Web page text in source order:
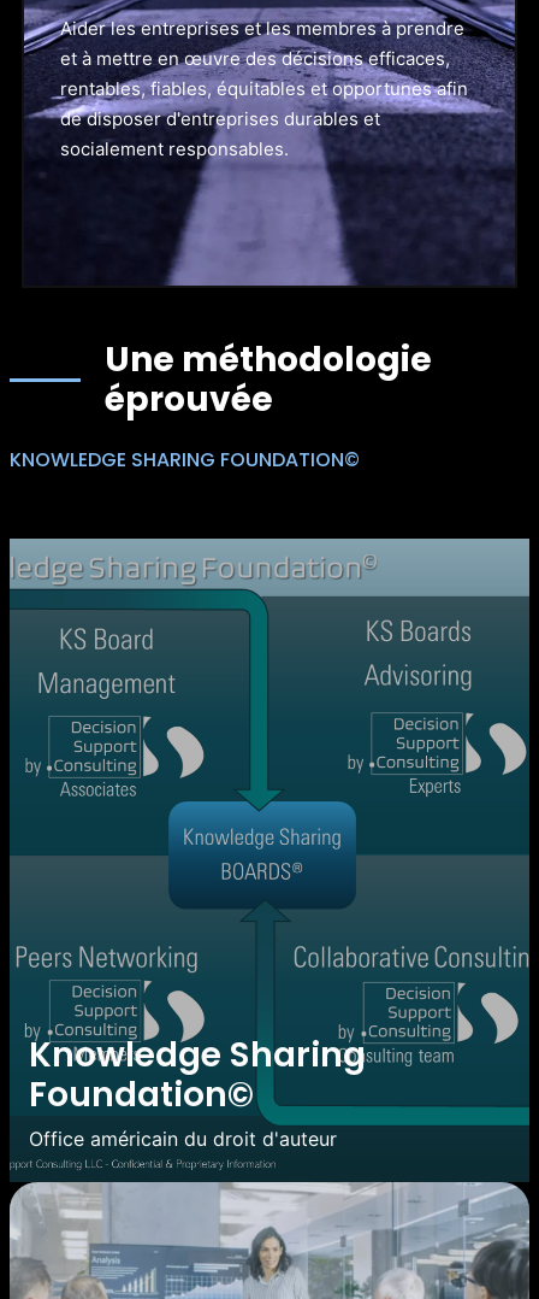
Aider les entreprises et les membres à prendre
et à mettre en œuvre des décisions efficaces,
rentables, fiables, équitables et opportunes afin
de disposer d'entreprises durables et
socialement responsables.
Une méthodologie
éprouvée
KNOWLEDGE SHARING FOUNDATION©
Knowledge Sharing
Foundation©
Office américain du droit d'auteur